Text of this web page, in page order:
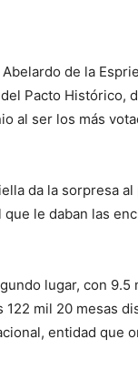
de la
Pacto Histórico,
al ser los más
da la sorpresa al
le daban las
lugar, con 9.5
mil 20 mesas
entidad que